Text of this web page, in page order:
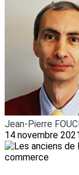
Jean-Pierre
14 novembre